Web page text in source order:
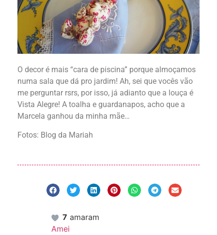
O decor é mais “cara de piscina” porque almoçamos
numa sala que dá pro jardim! Ah, sei que vocês vão
me perguntar rsrs, por isso, já adianto que a louça é
Vista Alegre! A toalha e guardanapos, acho que a
Marcela ganhou da minha mãe…
Fotos: Blog da Mariah
7 amaram
Amei